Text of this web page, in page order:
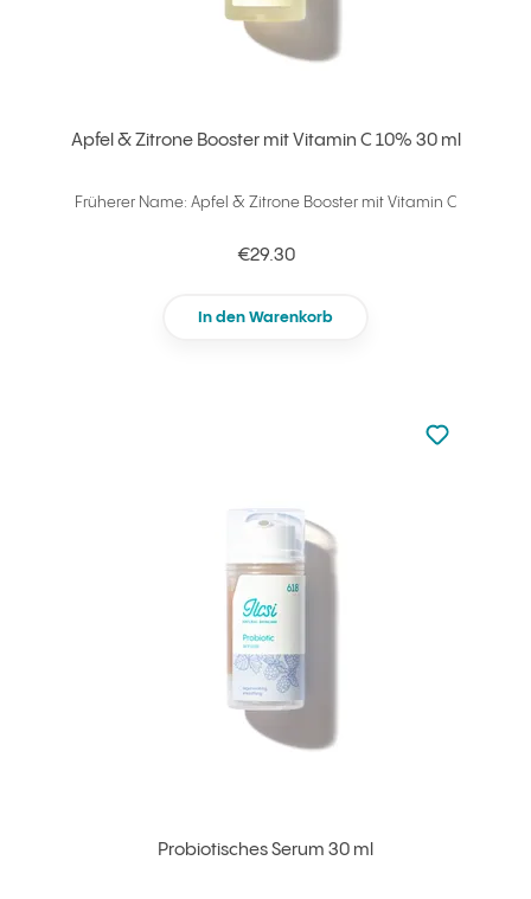
Apfel & Zitrone Booster mit Vitamin C 10% 30 ml
Früherer Name: Apfel & Zitrone Booster mit Vitamin C
€29.30
In den Warenkorb
Probiotisches Serum 30 ml
zu den
zu Ihren